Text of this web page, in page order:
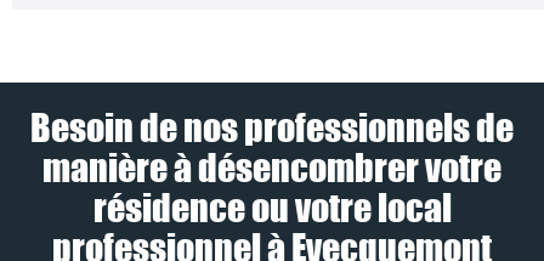
Besoin de nos professionnels de
manière à désencombrer votre
résidence ou votre local
professionnel à Evecquemont